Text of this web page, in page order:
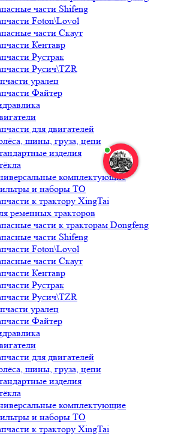
части Shifeng
Foton\Lovol
части Скаут
Кентавр
Рустрак
Русич\TZR
уралец
Файтер
для двигателей
шины, груза, цепи
изделия
комплектующие
и наборы ТО
к трактору XingTai
ременных тракторов
части к тракторам Dongfeng
части Shifeng
Foton\Lovol
части Скаут
Кентавр
Рустрак
Русич\TZR
уралец
Файтер
для двигателей
шины, груза, цепи
изделия
комплектующие
и наборы ТО
к трактору XingTai